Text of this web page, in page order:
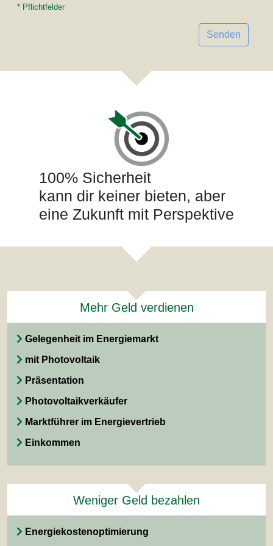
* Pflichtfelder
Senden
100% Sicherheit
kann dir keiner bieten, aber
eine Zukunft mit Perspektive
Mehr Geld verdienen
Gelegenheit im Energiemarkt
mit Photovoltaik
Präsentation
Photovoltaikverkäufer
Marktführer im Energievertrieb
Einkommen
Weniger Geld bezahlen
Energiekostenoptimierung